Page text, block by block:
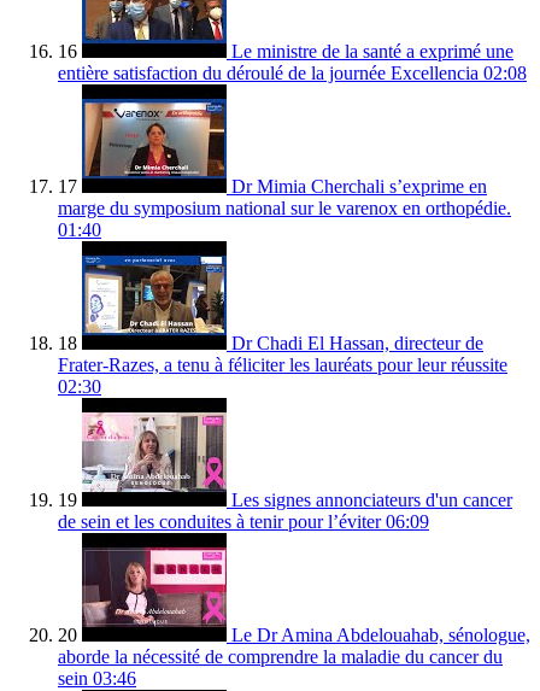
16
Le ministre de la santé a exprimé une
entière satisfaction du déroulé de la journée Excellencia 02:08
17
Dr Mimia Cherchali s’exprime en
marge du symposium national sur le varenox en orthopédie.
01:40
18
Dr Chadi El Hassan, directeur de
Frater-Razes, a tenu à féliciter les lauréats pour leur réussite
02:30
19
Les signes annonciateurs d'un cancer
de sein et les conduites à tenir pour l’éviter 06:09
20
Le Dr Amina Abdelouahab, sénologue,
aborde la nécessité de comprendre la maladie du cancer du
sein 03:46